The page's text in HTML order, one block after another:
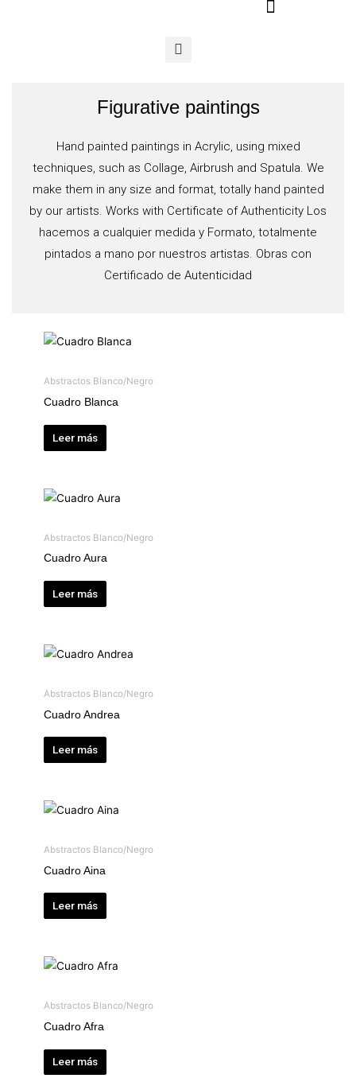
Figurative paintings
Hand painted paintings in Acrylic, using mixed
techniques, such as Collage, Airbrush and Spatula. We
make them in any size and format, totally hand painted
by our artists. Works with Certificate of Authenticity Los
hacemos a cualquier medida y Formato, totalmente
pintados a mano por nuestros artistas. Obras con
Certificado de Autenticidad
Abstractos Blanco/Negro
Cuadro Blanca
Leer más
Abstractos Blanco/Negro
Cuadro Aura
Leer más
Abstractos Blanco/Negro
Cuadro Andrea
Leer más
Abstractos Blanco/Negro
Cuadro Aina
Leer más
Abstractos Blanco/Negro
Cuadro Afra
Leer más